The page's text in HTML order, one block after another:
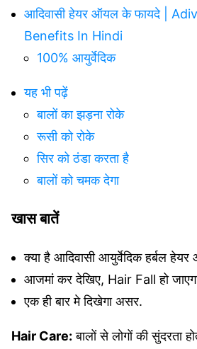
आदिवासी हेयर ऑयल के फायदे |
Benefits In Hindi
100% आयुर्वेदिक
यह भी पढ़ें
बालों का झड़ना रोके
रूसी को रोके
सिर को ठंडा करता है
बालों को चमक देगा
खास बातें
क्या है आदिवासी आयुर्वेदिक हर्बल
आजमां कर देखिए, Hair Fall हो
एक ही बार मे दिखेगा असर.
Hair Care: बालों से लोगों की सुंदरता